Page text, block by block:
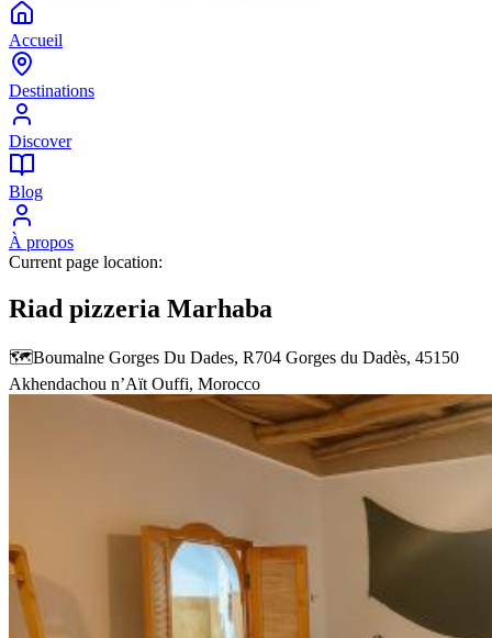
Accueil
Destinations
Discover
Blog
À propos
Current page location:
Riad pizzeria Marhaba
🗺️Boumalne Gorges Du Dades, R704 Gorges du Dadès, 45150
Akhendachou nʼAït Ouffi, Morocco